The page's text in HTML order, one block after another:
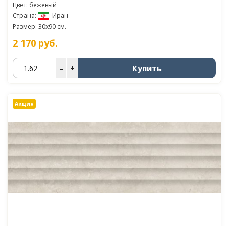
Цвет: бежевый
Страна:
Иран
Размер: 30x90 см.
2 170 руб.
– + Купить
Акция